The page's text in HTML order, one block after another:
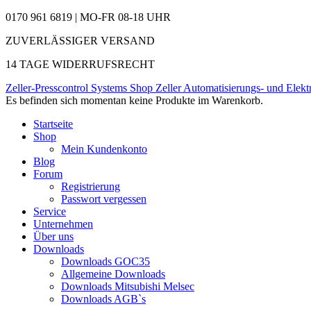
0170 961 6819 | MO-FR 08-18 UHR
ZUVERLÄSSIGER VERSAND
14 TAGE WIDERRUFSRECHT
Zeller-Presscontrol Systems Shop Zeller Automatisierungs- und
Es befinden sich momentan keine Produkte im Warenkorb.
Startseite
Shop
Mein Kundenkonto
Blog
Forum
Registrierung
Passwort vergessen
Service
Unternehmen
Über uns
Downloads
Downloads GOC35
Allgemeine Downloads
Downloads Mitsubishi Melsec
Downloads AGB`s